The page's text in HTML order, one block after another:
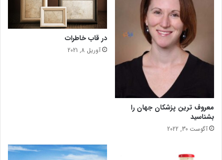
معروف ترین پزشکان جهان را
بشناسید
آگوست 30, 2022
در قاب خاطرات
آوریل 8, 2021